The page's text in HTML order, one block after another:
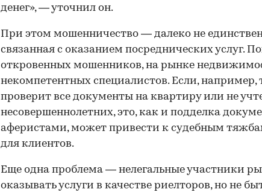
денег», — уточнил он.
При этом мошенничество — далеко не
связанная с оказанием посреднических услуг.
откровенных мошенников, на рынке
некомпетентных специалистов. Если, например,
проверит все документы на квартиру или не
несовершеннолетних, это, как и подделка
аферистами, может привести к судебным
для клиентов.
Еще одна проблема — нелегальные участники
оказывать услуги в качестве риелторов, но не